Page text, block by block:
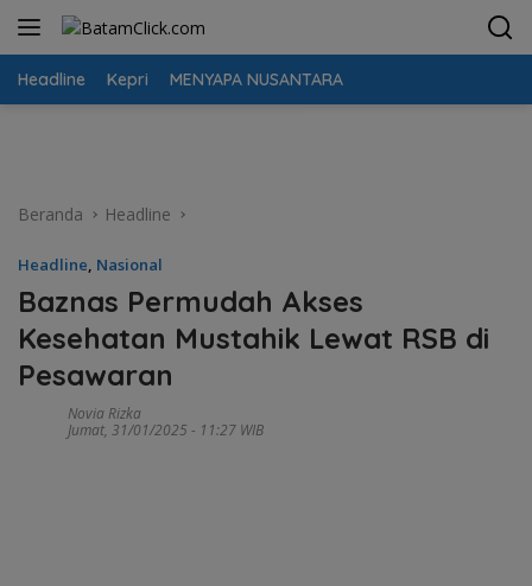
Langsung
Headline Kepri MENYAPA NUSANTARA
Beranda Headline
Headline, Nasional
Baznas Permudah Akses
Kesehatan Mustahik Lewat RSB di
Pesawaran
Novia Rizka
Jumat, 31/01/2025 - 11:27 WIB